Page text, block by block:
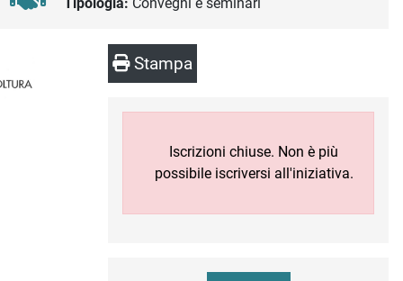
Stampa
Iscrizioni chiuse. Non è più
possibile iscriversi all'iniziativa.